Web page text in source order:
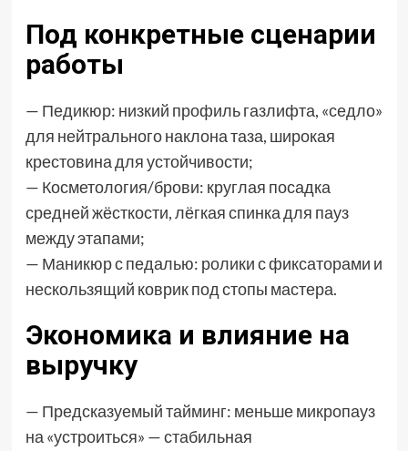
Под конкретные сценарии
работы
— Педикюр: низкий профиль газлифта, «седло»
для нейтрального наклона таза, широкая
крестовина для устойчивости;
— Косметология/брови: круглая посадка
средней жёсткости, лёгкая спинка для пауз
между этапами;
— Маникюр с педалью: ролики с фиксаторами и
нескользящий коврик под стопы мастера.
Экономика и влияние на
выручку
— Предсказуемый тайминг: меньше микропауз
на «устроиться» — стабильная